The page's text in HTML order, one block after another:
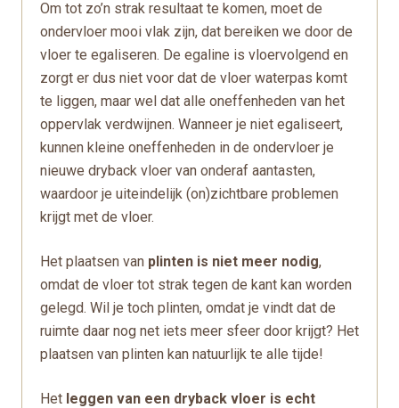
Om tot zo’n strak resultaat te komen, moet de
ondervloer mooi vlak zijn, dat bereiken we door de
vloer te egaliseren. De egaline is vloervolgend en
zorgt er dus niet voor dat de vloer waterpas komt
te liggen, maar wel dat alle oneffenheden van het
oppervlak verdwijnen. Wanneer je niet egaliseert,
kunnen kleine oneffenheden in de ondervloer je
nieuwe dryback vloer van onderaf aantasten,
waardoor je uiteindelijk (on)zichtbare problemen
krijgt met de vloer.
Het plaatsen van plinten is niet meer nodig,
omdat de vloer tot strak tegen de kant kan worden
gelegd. Wil je toch plinten, omdat je vindt dat de
ruimte daar nog net iets meer sfeer door krijgt? Het
plaatsen van plinten kan natuurlijk te alle tijde!
Het leggen van een dryback vloer is echt